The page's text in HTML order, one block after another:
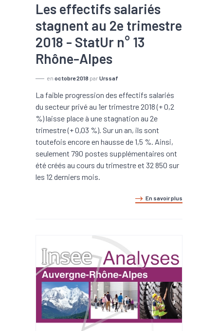
Les effectifs salariés
stagnent au 2e trimestre
2018 - StatUr n° 13
Rhône-Alpes
en octobre 2018 par Urssaf
La faible progression des effectifs salariés
du secteur privé au 1er trimestre 2018 (+ 0,2
%) laisse place à une stagnation au 2e
trimestre (+ 0,03 %). Sur un an, ils sont
toutefois encore en hausse de 1,5 %. Ainsi,
seulement 790 postes supplémentaires ont
été créés au cours du trimestre et 32 850 sur
les 12 derniers mois.
En savoir plus